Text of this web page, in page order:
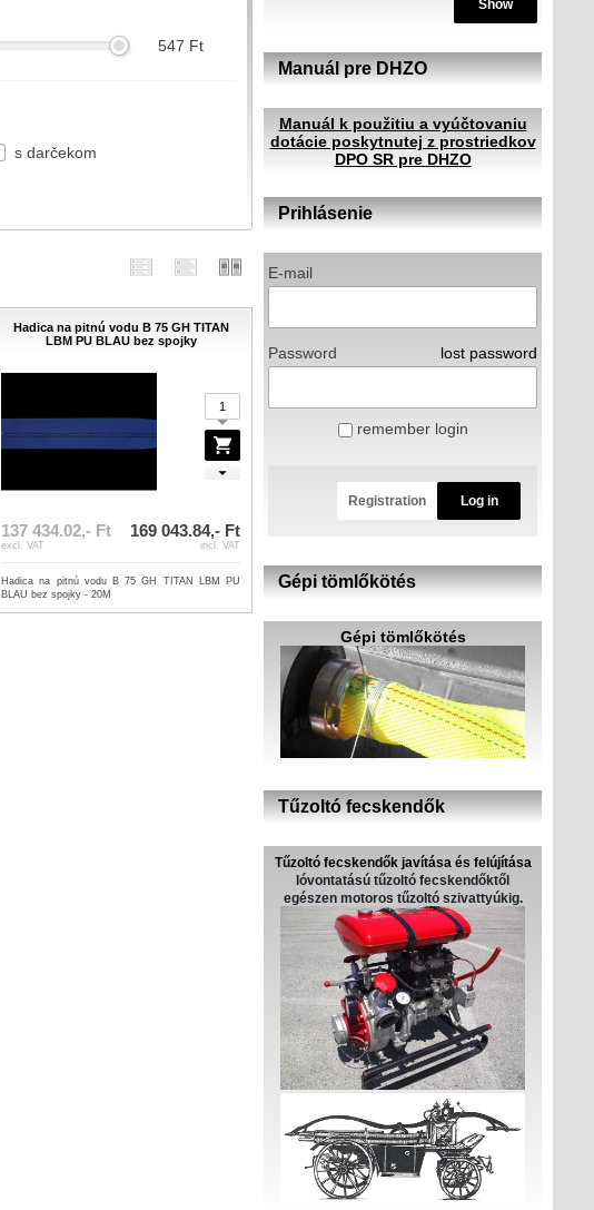
Show
Manuál pre DHZO
Manuál k použitiu a vyúčtovaniu
dotácie poskytnutej z prostriedkov
DPO SR pre DHZO
Prihlásenie
E-mail
Password lost password
remember login
Registration Log in
Gépi tömlőkötés
Gépi tömlőkötés
Tűzoltó fecskendők
Tűzoltó fecskendők javítása és felújítása
lóvontatású tűzoltó fecskendőktől
egészen motoros tűzoltó szivattyúkig.
547 Ft
s darčekom
Hadica na pitnú vodu B 75 GH TITAN
LBM PU BLAU bez spojky
137 434.02,- Ft
excl. VAT
169 043.84,- Ft
incl. VAT
Hadica na pitnú vodu B 75 GH TITAN LBM PU
BLAU bez spojky - 20M